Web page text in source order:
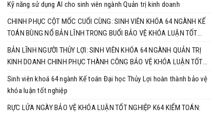
Kỹ năng sử dụng AI cho sinh viên ngành Quản trị kinh doanh
CHINH PHỤC CỘT MỐC CUỐI CÙNG: SINH VIÊN KHÓA 64 NGÀNH KẾ
TOÁN BÙNG NỔ BẢN LĨNH TRONG BUỔI BẢO VỆ KHÓA LUẬN TỐT
NGHIỆP
BẢN LĨNH NGƯỜI THỦY LỢI: SINH VIÊN KHÓA 64 NGÀNH QUẢN TRỊ
KINH DOANH CHINH PHỤC THÀNH CÔNG BẢO VỆ KHÓA LUẬN TỐT
Sinh viên khoá 64 ngành Kế toán Đại học Thủy Lợi hoàn thành bảo vệ
khóa luận tốt nghiệp
RỰC LỬA NGÀY BẢO VỆ KHÓA LUẬN TỐT NGHIỆP K64 KIỂM TOÁN: